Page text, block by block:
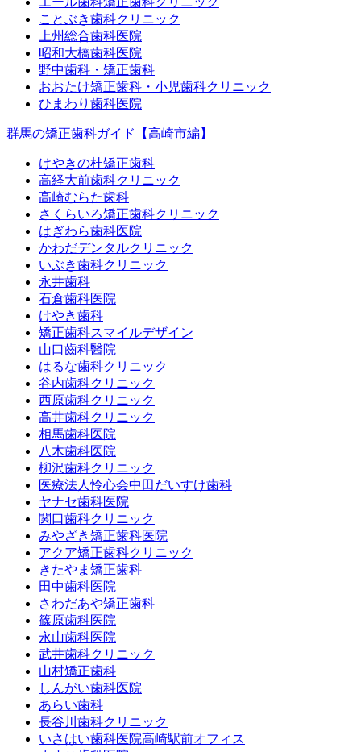
ことぶき歯科クリニック
上州総合歯科医院
昭和大橋歯科医院
野中歯科・矯正歯科
おおたけ矯正歯科・小児歯科クリニック
ひまわり歯科医院
群馬の矯正歯科ガイド【高崎市編】
けやきの杜矯正歯科
高経大前歯科クリニック
高崎むらた歯科
さくらいろ矯正歯科クリニック
はぎわら歯科医院
かわだデンタルクリニック
いぶき歯科クリニック
永井歯科
石倉歯科医院
けやき歯科
矯正歯科スマイルデザイン
山口齒科醫院
はるな歯科クリニック
谷内歯科クリニック
西原歯科クリニック
高井歯科クリニック
相馬歯科医院
八木歯科医院
柳沢歯科クリニック
医療法人怜心会中田だいすけ歯科
ヤナセ歯科医院
関口歯科クリニック
みやざき矯正歯科医院
アクア矯正歯科クリニック
きたやま矯正歯科
田中歯科医院
さわだあや矯正歯科
篠原歯科医院
永山歯科医院
武井歯科クリニック
山村矯正歯科
しんがい歯科医院
あらい歯科
長谷川歯科クリニック
いさはい歯科医院高崎駅前オフィス